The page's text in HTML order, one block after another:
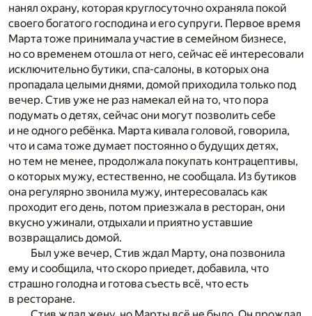
нанял охрану, которая круглосуточно охраняла покой
своего богатого господина и его супруги. Первое время
Марта тоже принимала участие в семейном бизнесе,
но со временем отошла от него, сейчас её интересовали
исключительно бутики, спа-салоны, в которых она
пропадала целыми днями, домой приходила только под
вечер. Стив уже не раз намекал ей на то, что пора
подумать о детях, сейчас они могут позволить себе
и не одного ребёнка. Марта кивала головой, говорила,
что и сама тоже думает постоянно о будущих детях,
но тем не менее, продолжала покупать контрацептивы,
о которых мужу, естественно, не сообщала. Из бутиков
она регулярно звонила мужу, интересовалась как
проходит его день, потом приезжала в ресторан, они
вкусно ужинали, отдыхали и приятно уставшие
возвращались домой.
Был уже вечер, Стив ждал Марту, она позвонила
ему и сообщила, что скоро приедет, добавила, что
страшно голодна и готова съесть всё, что есть
в ресторане.